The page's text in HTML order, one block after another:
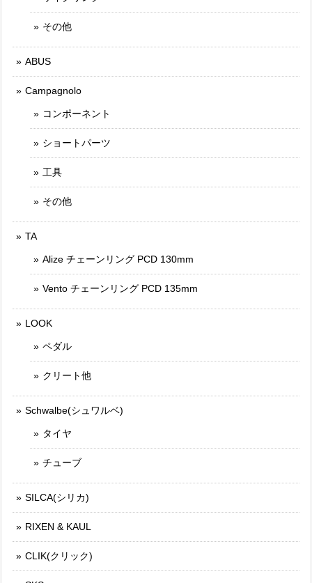
その他
ABUS
Campagnolo
コンポーネント
ショートパーツ
工具
その他
TA
Alize チェーンリング PCD 130mm
Vento チェーンリング PCD 135mm
LOOK
ペダル
クリート他
Schwalbe(シュワルベ)
タイヤ
チューブ
SILCA(シリカ)
RIXEN & KAUL
CLIK(クリック)